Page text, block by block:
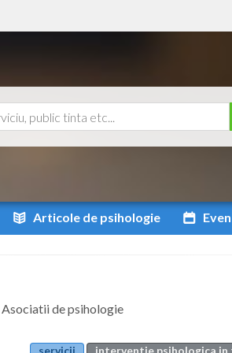
Articole de psihologie
Asociatii de psihologie
servicii interventie psihologica